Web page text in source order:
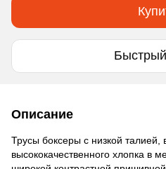
Описание
Трусы боксеры с низкой талией,
высококачественного хлопка в